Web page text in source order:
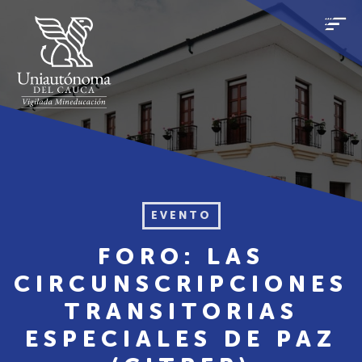
EVENTO
FORO: LAS
CIRCUNSCRIPCIONES
TRANSITORIAS
ESPECIALES DE PAZ